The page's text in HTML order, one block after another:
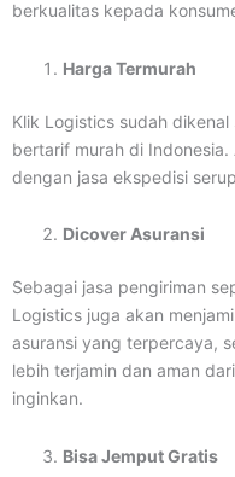
berkualitas kepada
Harga Termurah
Klik Logistics sudah
bertarif murah di
dengan jasa ekspedisi
Dicover Asuransi
Sebagai jasa pengiriman
Logistics juga akan
asuransi yang terpercaya,
lebih terjamin dan aman
inginkan.
Bisa Jemput Gratis